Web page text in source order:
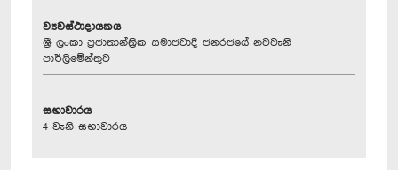
ව්‍යවස්ථාදායකය
ශ්‍රී ලංකා ප්‍රජාතාන්ත්‍රික සමාජවාදී ජනරජයේ නවවැනි
පාර්ලිමේන්තුව
සභාවාරය
4 වැනි සභාවාරය